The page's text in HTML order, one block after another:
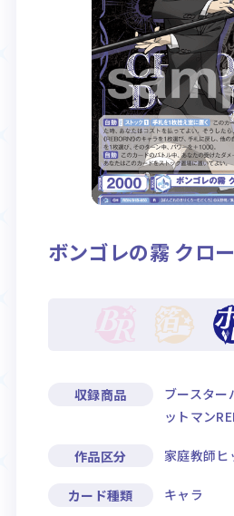
Rule / Q&A
ルール/Q&A
ボンゴレの霧 クロ
収録商品
ブースター
ットマン
作品区分 家庭教師ヒ
カード種類 キャラ